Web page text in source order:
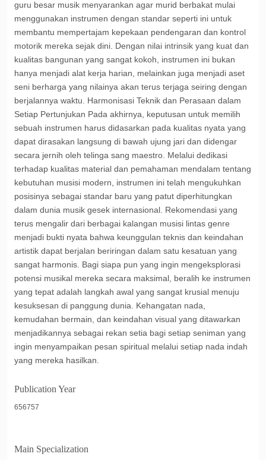
guru besar musik menyarankan agar murid berbakat mulai
menggunakan instrumen dengan standar seperti ini untuk
membantu mempertajam kepekaan pendengaran dan kontrol
motorik mereka sejak dini. Dengan nilai intrinsik yang kuat dan
kualitas bangunan yang sangat kokoh, instrumen ini bukan
hanya menjadi alat kerja harian, melainkan juga menjadi aset
seni berharga yang nilainya akan terus terjaga seiring dengan
berjalannya waktu. Harmonisasi Teknik dan Perasaan dalam
Setiap Pertunjukan Pada akhirnya, keputusan untuk memilih
sebuah instrumen harus didasarkan pada kualitas nyata yang
dapat dirasakan langsung di bawah ujung jari dan didengar
secara jernih oleh telinga sang maestro. Melalui dedikasi
terhadap kualitas material dan pemahaman mendalam tentang
kebutuhan musisi modern, instrumen ini telah mengukuhkan
posisinya sebagai standar baru yang patut diperhitungkan
dalam dunia musik gesek internasional. Rekomendasi yang
terus mengalir dari berbagai kalangan musisi lintas genre
menjadi bukti nyata bahwa keunggulan teknis dan keindahan
artistik dapat berjalan beriringan dalam satu kesatuan yang
sangat harmonis. Bagi siapa pun yang ingin mengeksplorasi
potensi musikal mereka secara maksimal, beralih ke instrumen
yang tepat adalah langkah awal yang sangat krusial menuju
kesuksesan di panggung dunia. Kehangatan nada,
kemudahan bermain, dan keindahan visual yang ditawarkan
menjadikannya sebagai rekan setia bagi setiap seniman yang
ingin menyampaikan pesan spiritual melalui setiap nada indah
yang mereka hasilkan.
Publication Year
656757
Main Specialization